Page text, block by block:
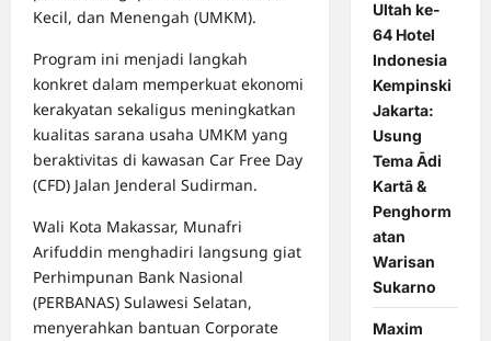
Kecil, dan Menengah (UMKM).
Program ini menjadi langkah
konkret dalam memperkuat ekonomi
kerakyatan sekaligus meningkatkan
kualitas sarana usaha UMKM yang
beraktivitas di kawasan Car Free Day
(CFD) Jalan Jenderal Sudirman.
Wali Kota Makassar, Munafri
Arifuddin menghadiri langsung giat
Perhimpunan Bank Nasional
(PERBANAS) Sulawesi Selatan,
menyerahkan bantuan Corporate
Ultah ke-
64 Hotel
Indonesia
Kempinski
Jakarta:
Usung
Tema Ādi
Kartā &
Penghorm
atan
Warisan
Sukarno
Maxim